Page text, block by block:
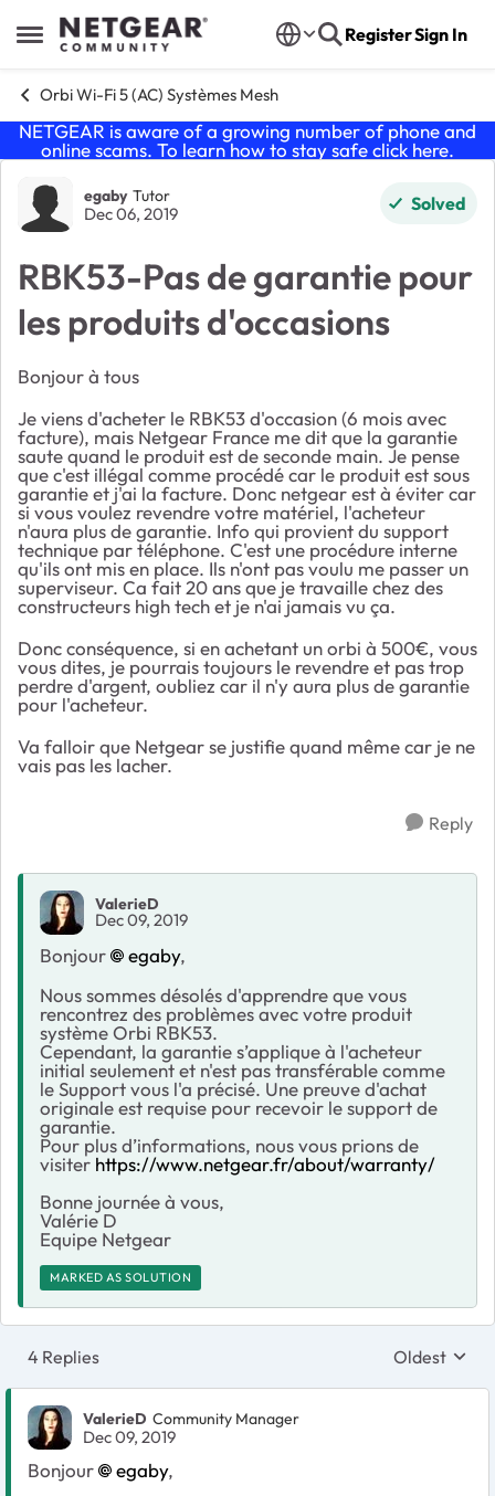
Open Side Menu
Skip to content RegisterSign In
Orbi Wi-Fi 5 (AC) Systèmes Mesh
NETGEAR is aware of a growing number of phone and
online scams. To learn how to stay safe click here.
Forum Discussion
egaby Tutor
Dec 06, 2019 Solved
RBK53-Pas de garantie pour
les produits d'occasions
Bonjour à tous
Je viens d'acheter le RBK53 d'occasion (6 mois avec
facture), mais Netgear France me dit que la garantie
saute quand le produit est de seconde main. Je pense
que c'est illégal comme procédé car le produit est sous
garantie et j'ai la facture. Donc netgear est à éviter car
si vous voulez revendre votre matériel, l'acheteur
n'aura plus de garantie. Info qui provient du support
technique par téléphone. C'est une procédure interne
qu'ils ont mis en place. Ils n'ont pas voulu me passer un
superviseur. Ca fait 20 ans que je travaille chez des
constructeurs high tech et je n'ai jamais vu ça.
Donc conséquence, si en achetant un orbi à 500€, vous
vous dites, je pourrais toujours le revendre et pas trop
perdre d'argent, oubliez car il n'y aura plus de garantie
pour l'acheteur.
Va falloir que Netgear se justifie quand même car je ne
vais pas les lacher.
Reply
ValerieD
Dec 09, 2019
Bonjour egaby,
Nous sommes désolés d'apprendre que vous
rencontrez des problèmes avec votre produit
système Orbi RBK53.
Cependant, la garantie s’applique à l'acheteur
initial seulement et n'est pas transférable comme
le Support vous l'a précisé. Une preuve d'achat
originale est requise pour recevoir le support de
garantie.
Pour plus d’informations, nous vous prions de
visiter https://www.netgear.fr/about/warranty/
Bonne journée à vous,
Valérie D
Equipe Netgear
MARKED AS SOLUTION
4 Replies Replies
Oldest
ValerieD Community Manager
Dec 09, 2019
Bonjour egaby,